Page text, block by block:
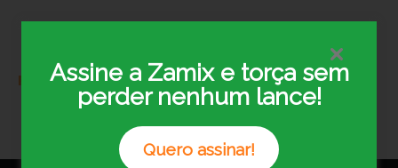
Assine a Zamix e torça sem
perder nenhum lance!
Quero assinar!
Para Você Para o Seu Negócio